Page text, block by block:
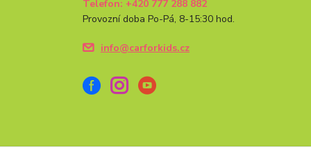
Telefon: +420 777 288 882
Provozní doba Po-Pá, 8-15:30 hod.
info@carforkids.cz